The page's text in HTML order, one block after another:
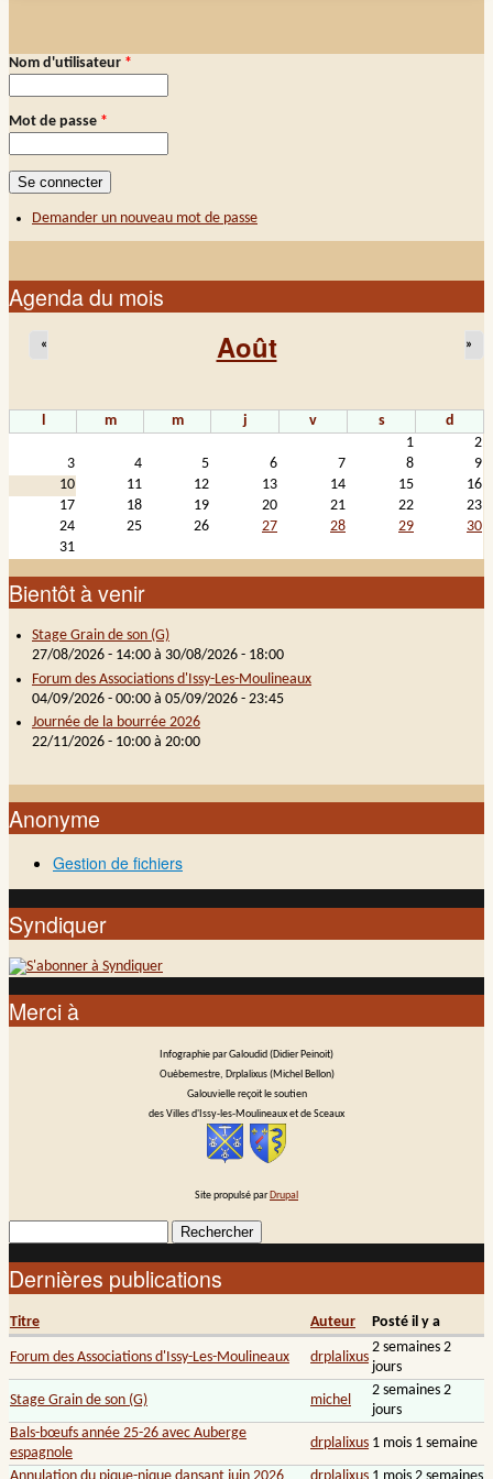
Connexion membre
Nom d'utilisateur *
Mot de passe *
Demander un nouveau mot de passe
Agenda du mois
Août
« »
m m j v s
d
1
2
3
4 5 6 7 8
9
10
11 12 13 14 15
16
17
18 19 20 21 22
23
24
25 26 27 28 29
30
31
Bientôt à venir
Stage Grain de son (G)
27/08/2026 - 14:00 à 30/08/2026 - 18:00
Forum des Associations d'Issy-Les-Moulineaux
04/09/2026 - 00:00 à 05/09/2026 - 23:45
Journée de la bourrée 2026
22/11/2026 - 10:00 à 20:00
Anonyme
Gestion de fichiers
Syndiquer
Merci à
Infographie par Galoudid (Didier Peinoit)
Ouèbemestre, Drplalixus (Michel Bellon)
Galouvielle reçoit le soutien
des Villes d'Issy-les-Moulineaux et de Sceaux
Site propulsé parDrupal
Formulaire de recherche
Dernières publications
Titre Auteur Posté il y a
Forum des Associations d'Issy-Les-Moulineaux drplalixus
2 semaines 2
jours
Stage Grain de son (G)
michel
2 semaines 2
jours
Bals-bœufs année 25-26 avec Auberge
espagnole
drplalixus 1 mois 1 semaine